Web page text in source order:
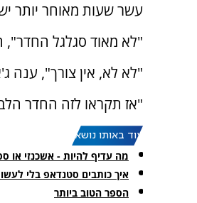
עשר שעות מאוחר יותר
"לא מאוד סגלגל החדר",
"לא לא, אין צורך", ענה
"אז תקראו לזה החדר
עוד באותו נושא:
מה עדיף להיות - אשכנזי או
איך כותבים סטנדאפ בלי
הספר הטוב ביותר